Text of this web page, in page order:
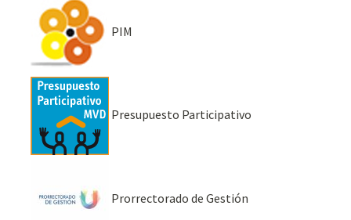
PIM
Presupuesto Participativo
Prorrectorado de Gestión